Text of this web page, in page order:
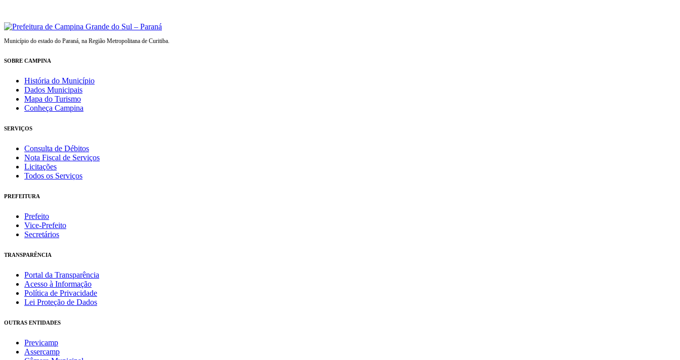
Município do estado do Paraná, na Região Metropolitana de Curitiba.
SOBRE CAMPINA
História do Município
Dados Municipais
Mapa do Turismo
Conheça Campina
SERVIÇOS
Consulta de Débitos
Nota Fiscal de Serviços
Licitações
Todos os Serviços
PREFEITURA
Prefeito
Vice-Prefeito
Secretários
TRANSPARÊNCIA
Portal da Transparência
Acesso à Informação
Política de Privacidade
Lei Proteção de Dados
OUTRAS ENTIDADES
Previcamp
Assercamp